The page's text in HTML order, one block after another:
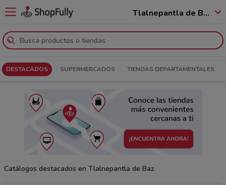
Tlalnepantla de Baz - 54000
DESTACADOS SUPERMERCADOS TIENDAS DEPARTAMENTALES
Catálogos destacados en Tlalnepantla de Baz